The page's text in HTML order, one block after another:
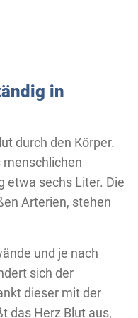
in
durch den Körper.
menschlichen
etwa sechs Liter. Die
Arterien, stehen
und je nach
sich der
dieser mit der
das Herz Blut aus,